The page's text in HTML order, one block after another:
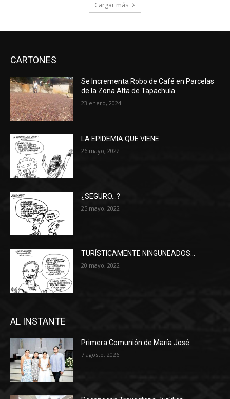
Cargar más
CARTONES
Se Incrementa Robo de Café en Parcelas
de la Zona Alta de Tapachula
23 enero, 2024
LA EPIDEMIA QUE VIENE
26 mayo, 2022
¿SEGURO…?
25 mayo, 2022
TURÍSTICAMENTE NINGUNEADOS…
20 mayo, 2022
AL INSTANTE
Primera Comunión de María José
7 agosto, 2026